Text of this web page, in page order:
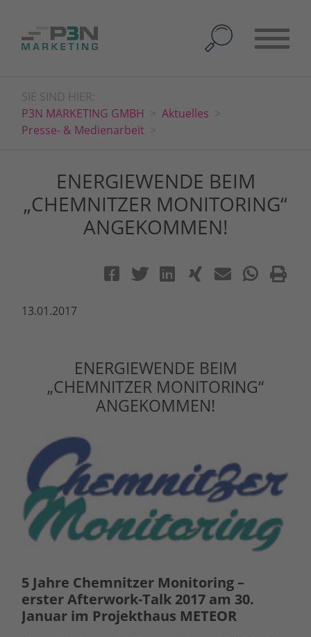
SIE SIND HIER:
P3N MARKETING GMBH
Aktuelles
Presse- & Medienarbeit
ENERGIEWENDE BEIM
„CHEMNITZER MONITORING“
ANGEKOMMEN!
13.01.2017
ENERGIEWENDE BEIM
„CHEMNITZER MONITORING“
ANGEKOMMEN!
5 Jahre Chemnitzer Monitoring –
erster Afterwork-Talk 2017 am 30.
Januar im Projekthaus METEOR